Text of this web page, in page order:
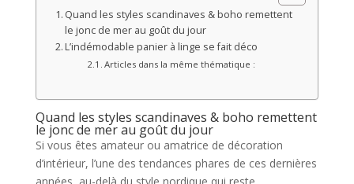
Quand les styles scandinaves & boho remettent
le jonc de mer au goût du jour
L’indémodable panier à linge se fait déco
Articles dans la même thématique :
Quand les styles scandinaves & boho remettent
le jonc de mer au goût du jour
Si vous êtes amateur ou amatrice de décoration
d’intérieur, l’une des tendances phares de ces dernières